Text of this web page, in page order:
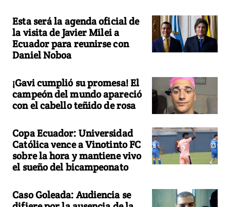
Esta será la agenda oficial de
la visita de Javier Milei a
Ecuador para reunirse con
Daniel Noboa
¡Gavi cumplió su promesa! El
campeón del mundo apareció
con el cabello teñido de rosa
Copa Ecuador: Universidad
Católica vence a Vinotinto FC
sobre la hora y mantiene vivo
el sueño del bicampeonato
Caso Goleada: Audiencia se